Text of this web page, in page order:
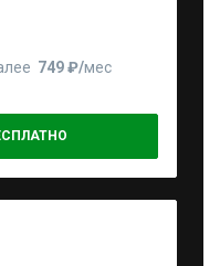
749 ₽⁠/⁠мес